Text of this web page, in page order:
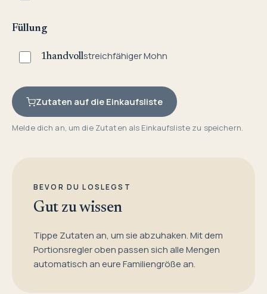
Füllung
1handvollstreichfähiger Mohn
Zutaten auf die Einkaufsliste
Melde dich an, um die Zutaten als Einkaufsliste zu speichern.
BEVOR DU LOSLEGST
Gut zu wissen
Tippe Zutaten an, um sie abzuhaken. Mit dem
Portionsregler oben passen sich alle Mengen
automatisch an eure Familiengröße an.